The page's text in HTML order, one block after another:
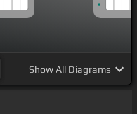
ShowAll Diagrams